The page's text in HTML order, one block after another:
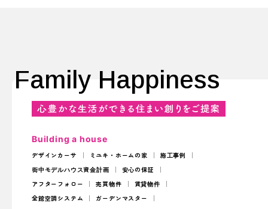
Family Happiness
Building a house
デザインカーサ ミユキ・ホームの家
施工事例
街中モデルハウス資金計画
安心の保証
アフターフォロー
売買物件
賃貸物件
全館空調システム
ガーデンマスター